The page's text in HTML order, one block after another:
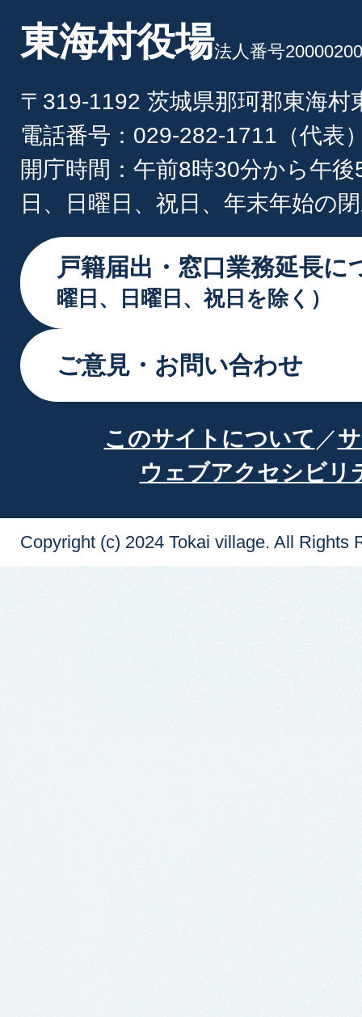
東海村役場法人番号
〒319-1192 茨城県那珂郡東海村
電話番号：029-282-1711（代表
開庁時間：午前8時30分から午
日、日曜日、祝日、年末年始の
戸籍届出・窓口業務延長に
曜日、日曜日、祝日を除く）
ご意見・お問い合わせ
このサイトについて
ウェブアクセシビリ
Copyright (c) 2024 Tokai village. All Rights